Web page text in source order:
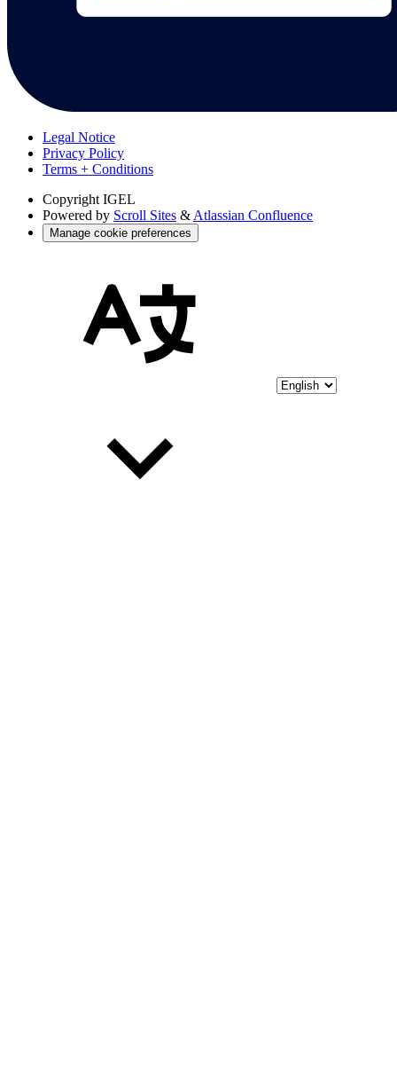
Legal Notice
Privacy Policy
Terms + Conditions
Copyright IGEL
Powered by Scroll Sites &Atlassian Confluence
Manage cookie preferences